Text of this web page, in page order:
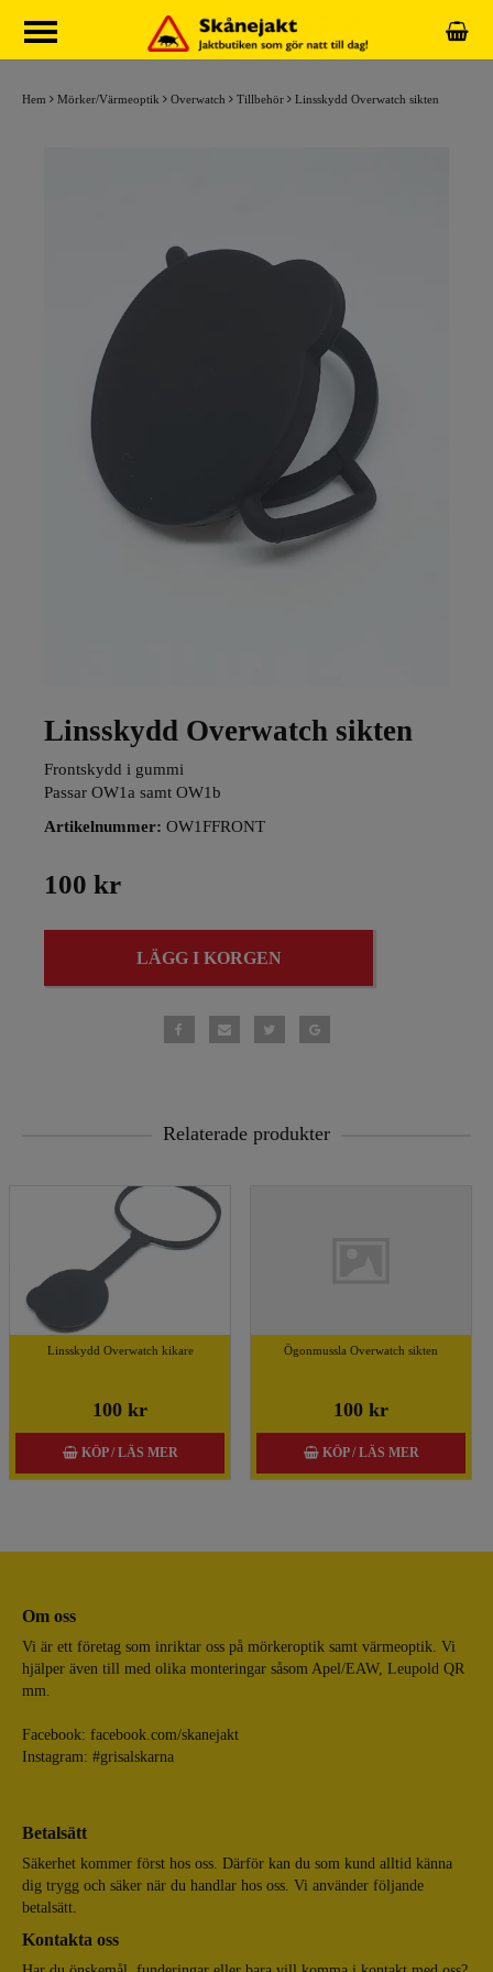
Hem Mörker/Värmeoptik Overwatch Tillbehör Linsskydd Overwatch sikten
Linsskydd Overwatch sikten
Frontskydd i gummi
Passar OW1a samt OW1b
Artikelnummer: OW1FFRONT
100 kr
LÄGG I KORGEN
Relaterade produkter
Linsskydd Overwatch kikare
100 kr
KÖP / LÄS MER
Ögonmussla Overwatch sikten
100 kr
KÖP / LÄS MER
Om oss
Vi är ett företag som inriktar oss på mörkeroptik samt värmeoptik. Vi
hjälper även till med olika monteringar såsom Apel/EAW, Leupold QR
mm.
Facebook: facebook.com/skanejakt
Instagram: #grisalskarna
Betalsätt
Säkerhet kommer först hos oss. Därför kan du som kund alltid känna
dig trygg och säker när du handlar hos oss. Vi använder följande
betalsätt.
Kontakta oss